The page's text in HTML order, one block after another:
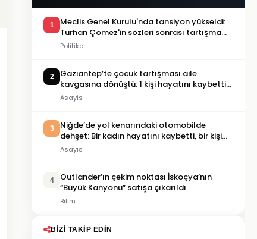
1
Meclis Genel Kurulu'nda tansiyon yükseldi:
Turhan Çömez'in sözleri sonrası tartışma
çıktı
Politika
2
Gaziantep’te çocuk tartışması aile
kavgasına dönüştü: 1 kişi hayatını kaybetti,
5 kişi yaralandı
Asayis
3
Niğde’de yol kenarındaki otomobilde
dehşet: Bir kadın hayatını kaybetti, bir kişi
ağır yaralandı
Asayis
4
Outlander’ın çekim noktası İskoçya’nın
“Büyük Kanyonu” satışa çıkarıldı
Bilim
BIZI TAKIP EDIN